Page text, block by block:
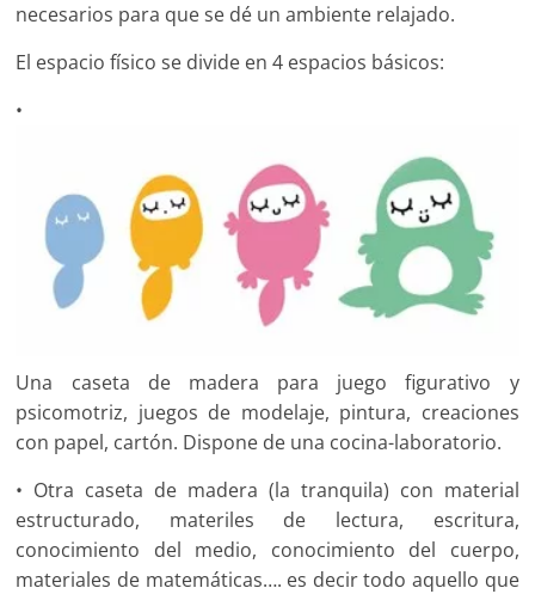
necesarios para que se dé un ambiente relajado.
El espacio físico se divide en 4 espacios básicos:
•
Una caseta de madera para juego figurativo y
psicomotriz, juegos de modelaje, pintura, creaciones
con papel, cartón. Dispone de una cocina-laboratorio.
• Otra caseta de madera (la tranquila) con material
estructurado, materiles de lectura, escritura,
conocimiento del medio, conocimiento del cuerpo,
materiales de matemáticas…. es decir todo aquello que